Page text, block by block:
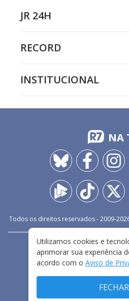
JR 24H
RECORD
INSTITUCIONAL
NA
Todos os direitos reservados - 2009-
FALE CONOSCO
TERMOS E
Utilizamos cookies e
aprimorar sua experiência
acordo com o Aviso de
FECHAR